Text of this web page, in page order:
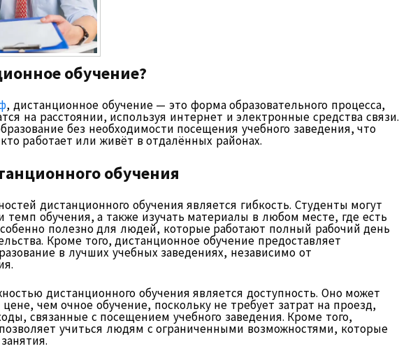
обучение?
, дистанционное обучение — это форма образовательного процесса,
на расстоянии, используя интернет и электронные средства связи.
без необходимости посещения учебного заведения, что
работает или живёт в отдалённых районах.
обучения
дистанционного обучения является гибкость. Студенты могут
темп обучения, а также изучать материалы в любом месте, где есть
полезно для людей, которые работают полный рабочий день
Кроме того, дистанционное обучение предоставляет
в лучших учебных заведениях, независимо от
дистанционного обучения является доступность. Оно может
чем очное обучение, поскольку не требует затрат на проезд,
связанные с посещением учебного заведения. Кроме того,
учиться людям с ограниченными возможностями, которые